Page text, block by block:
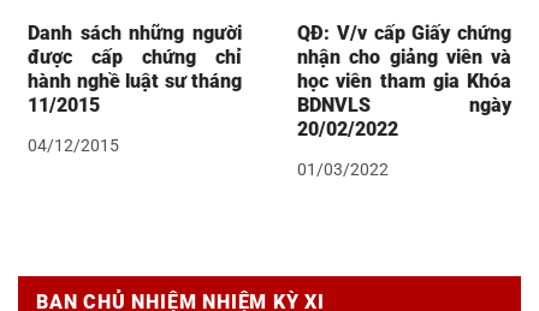
Danh sách những người
được cấp chứng chỉ
hành nghề luật sư tháng
11/2015
04/12/2015
QĐ: V/v cấp Giấy chứng
nhận cho giảng viên và
học viên tham gia Khóa
BDNVLS ngày
20/02/2022
01/03/2022
BAN CHỦ NHIỆM NHIỆM KỲ XI